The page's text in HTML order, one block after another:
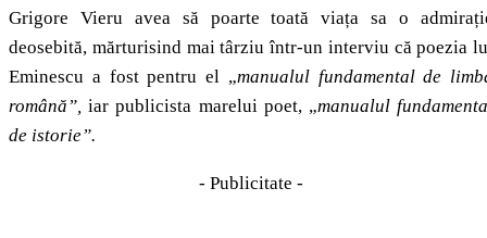
Grigore Vieru avea să poarte toată viața sa o
deosebită, mărturisind mai târziu într-un interviu că poezia
Eminescu a fost pentru el „manualul fundamental de
română”,iar publicista marelui poet, „manualul
de istorie”.
- Publicitate -